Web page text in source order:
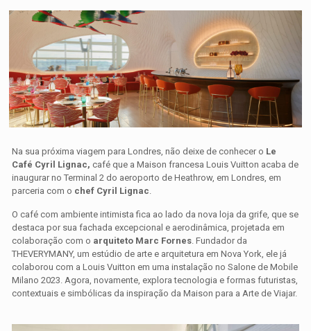
Na sua próxima viagem para Londres, não deixe de conhecer o Le
Café Cyril Lignac,café que a Maison francesa Louis Vuitton acaba de
inaugurar no Terminal 2 do aeroporto de Heathrow, em Londres, em
parceria com o chef Cyril Lignac
O café com ambiente intimista fica ao lado da nova loja da grife, que se
destaca por sua fachada excepcional e aerodinâmica, projetada em
colaboração com o arquiteto Marc Fornes . Fundador da
THEVERYMANY, um estúdio de arte e arquitetura em Nova York, ele já
colaborou com a Louis Vuitton em uma instalação no Salone de Mobile
Milano 2023. Agora, novamente, explora tecnologia e formas futuristas,
contextuais e simbólicas da inspiração da Maison para a Arte de Viajar.